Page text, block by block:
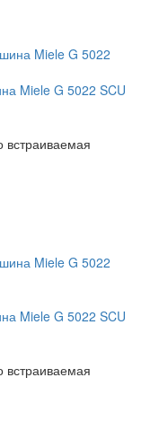
Miele G 5022 SCU
встраиваемая
Miele G 5022 SCU
встраиваемая